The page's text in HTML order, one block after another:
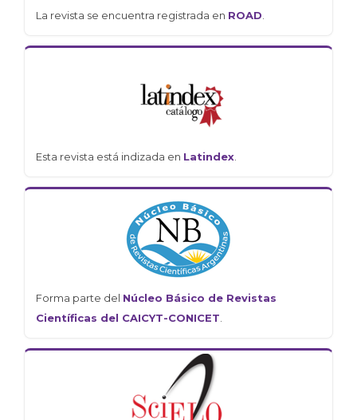
La revista se encuentra registrada en ROAD
Esta revista está indizada en Latindex
Forma parte del Núcleo Básico de Revistas
Científicas del CAICYT-CONICET